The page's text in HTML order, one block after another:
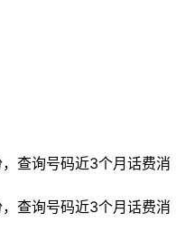
查询号码近3个月话费消
查询号码近3个月话费消